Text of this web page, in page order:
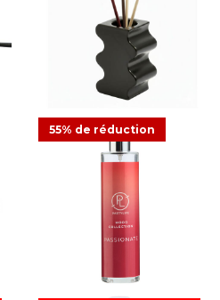
CHF 32.95
Offre
AJOUTER AU PANIER
Porte-bougie à
CHF 34.95
Offre
55% de réduction
AJOUTER AU PANIER